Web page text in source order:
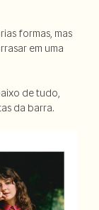
formas, mas
em uma
de tudo,
da barra.